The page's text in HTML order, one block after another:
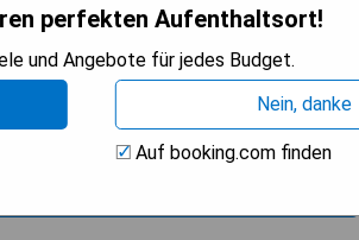
perfekten Aufenthaltsort!
und Angebote für jedes Budget.
Nein, danke
Auf booking.com finden